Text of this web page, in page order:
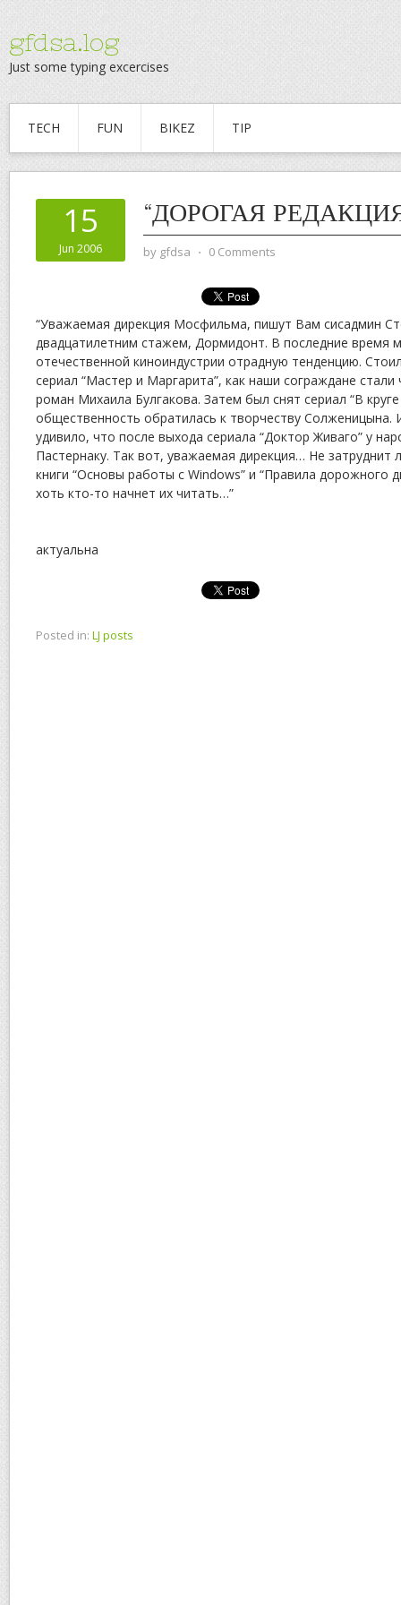
gfdsa.log
Just some typing excercises
TECH FUN BIKEZ TIP
15
Jun 2006
“ДОРОГАЯ
by gfdsa ⋅ 0 Comments
“Уважаемая дирекция Мосфильма, пишут Вам сисадмин
двадцатилетним стажем, Дормидонт. В последние время
отечественной киноиндустрии отрадную тенденцию.
сериал “Мастер и Маргарита”, как наши сограждане
роман Михаила Булгакова. Затем был снят сериал “В
общественность обратилась к творчеству Солженицына.
удивило, что после выхода сериала “Доктор Живаго” у
Пастернаку. Так вот, уважаемая дирекция… Не затруднит
книги “Основы работы с Windows” и “Правила дорожного
хоть кто-то начнет их читать…”
актуальна
Posted in: LJ posts